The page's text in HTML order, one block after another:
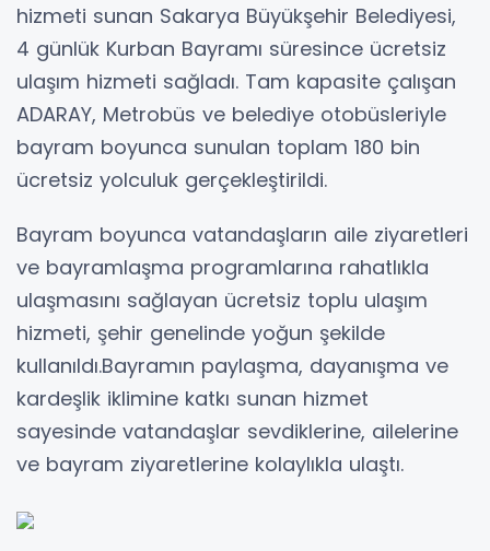
hizmeti sunan Sakarya Büyükşehir Belediyesi,
4 günlük Kurban Bayramı süresince ücretsiz
ulaşım hizmeti sağladı. Tam kapasite çalışan
ADARAY, Metrobüs ve belediye otobüsleriyle
bayram boyunca sunulan toplam 180 bin
ücretsiz yolculuk gerçekleştirildi.
Bayram boyunca vatandaşların aile ziyaretleri
ve bayramlaşma programlarına rahatlıkla
ulaşmasını sağlayan ücretsiz toplu ulaşım
hizmeti, şehir genelinde yoğun şekilde
kullanıldı.Bayramın paylaşma, dayanışma ve
kardeşlik iklimine katkı sunan hizmet
sayesinde vatandaşlar sevdiklerine, ailelerine
ve bayram ziyaretlerine kolaylıkla ulaştı.